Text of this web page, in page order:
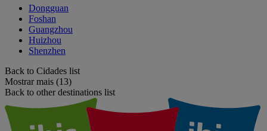
Dongguan
Foshan
Guangzhou
Huizhou
Shenzhen
Back to Cidades list
Mostrar mais (13)
Back to other destinations list